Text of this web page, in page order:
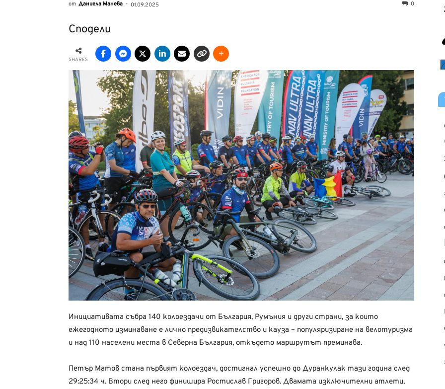
от Даниела Манева - 01.09.2025 0
Сподели
SHARES
Инициативата събра 140 колоездачи от България, Румъния и други страни, за които
ежегодното изминаване е лично предизвикателство и кауза – популяризиране на велотуризма
и над 110 населени места в Северна България, откъдето маршрутът преминава.
Петър Матов стана първият колоездач, достигнал успешно до Дуранкулак тази година след
29:25:34 ч. Втори след него финишира Ростислав Григоров. Двамата изключителни атлети,